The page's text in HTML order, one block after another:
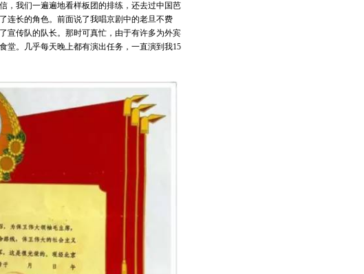
，我们一遍遍地看样板团的排练，还去过中国芭
连长的角色。前面说了我唱京剧中的老旦不费
宣传队的队长。那时可真忙，由于有许多为外宾
堂。几乎每天晚上都有演出任务，一直演到我15